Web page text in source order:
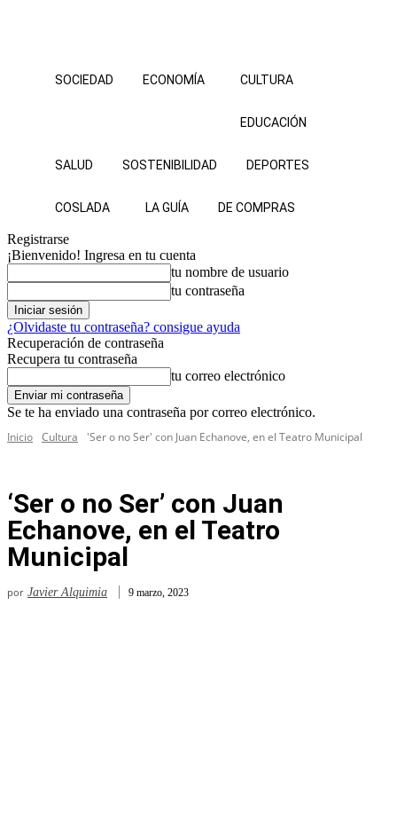
SOCIEDAD ECONOMÍA CULTURA
EDUCACIÓN
SALUD SOSTENIBILIDAD DEPORTES
COSLADA LA GUÍA DE COMPRAS
Registrarse
¡Bienvenido! Ingresa en tu cuenta
tu nombre de usuario
tu contraseña
¿Olvidaste tu contraseña? consigue ayuda
Recuperación de contraseña
Recupera tu contraseña
tu correo electrónico
Se te ha enviado una contraseña por correo electrónico.
Inicio Cultura 'Ser o no Ser' con Juan Echanove, en el Teatro Municipal
‘Ser o no Ser’ con Juan
Echanove, en el Teatro
Municipal
por Javier Alquimia 9 marzo, 2023